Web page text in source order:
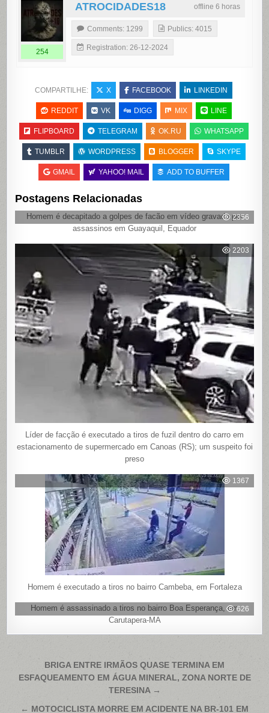
offline 6 horas
ATROCIDADES18
254
Comments: 1299 Publics: 4015
Registration: 26-12-2024
COMPARTILHE: X FACEBOOK LINKEDIN
REDDIT VK DIGG MIX LINE
FLIPBOARD TELEGRAM OK.RU WHATSAPP
TUMBLR WORDPRESS BLOGGER SKYPE
GMAIL YAHOO! MAIL ADD TO BUFFER
Postagens Relacionadas
2356
Homem é decapitado a golpes de facão em vídeo gravado por
assassinos em Guayaquil, Equador
2203
Líder de facção é executado a tiros de fuzil dentro do carro em
estacionamento de supermercado em Canoas (RS); um suspeito foi
preso
1367
Homem é executado a tiros no bairro Cambeba, em Fortaleza
626
Homem é assassinado a tiros no bairro Boa Esperança, em
Carutapera-MA
Navegação
de
BRIGA ENTRE IRMÃOS QUASE TERMINA EM
ESFAQUEAMENTO EM ÁGUA MINERAL, ZONA NORTE DE
TERESINA →
← MOTOCICLISTA MORRE EM ACIDENTE NA BR-101 EM